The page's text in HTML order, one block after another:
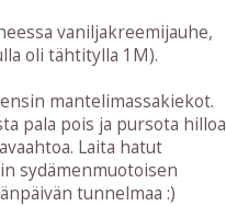
vaniljakreemijauhe,
oli tähtitylla 1M).
mantelimassakiekot.
pala pois ja pursota hilloa
Laita hatut
sydämenmuotoisen
tunnelmaa :)